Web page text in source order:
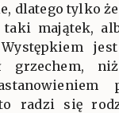
dlatego tylko
majątek,
grzechem,
radzi się